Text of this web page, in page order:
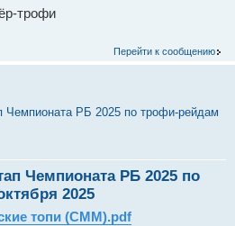
трофи
Перейти к сообщению
Чемпионата РБ 2025 по трофи-рейдам
Чемпионата РБ 2025 по
2025
топи (СММ).pdf